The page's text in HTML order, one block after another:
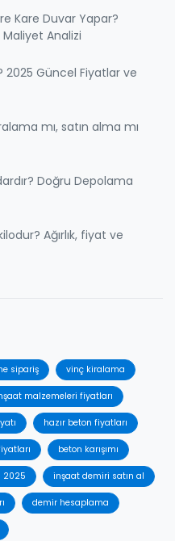
Kare Duvar Yapar?
Analizi
2025 Güncel Fiyatlar ve
mı, satın alma mı
Doğru Depolama
Ağırlık, fiyat ve
sipariş vinç kiralama
malzemeleri fiyatları
hazır beton fiyatları
beton karışımı
2025 inşaat demiri satın al
demir hesaplama